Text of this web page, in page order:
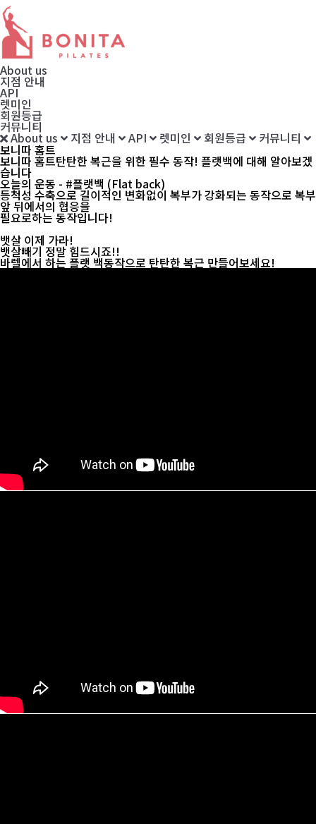
About us
지점 안내
API
렛미인
회원등급
커뮤니티
About us 지점 안내 API 렛미인 회원등급 커뮤니티
보니따 홈트
보니따 홈트탄탄한 복근을 위한 필수 동작! 플랫백에 대해 알아보겠
습니다
오늘의 운동 - #플랫백 (Flat back)
등척성 수축으로 길이적인 변화없이 복부가 강화되는 동작으로 복부
앞 뒤에서의 협응을
필요로하는 동작입니다!
뱃살 이제 가라!
뱃살빼기 정말 힘드시죠!!
바렐에서 하는 플랫 백동작으로 탄탄한 복근 만들어보세요!